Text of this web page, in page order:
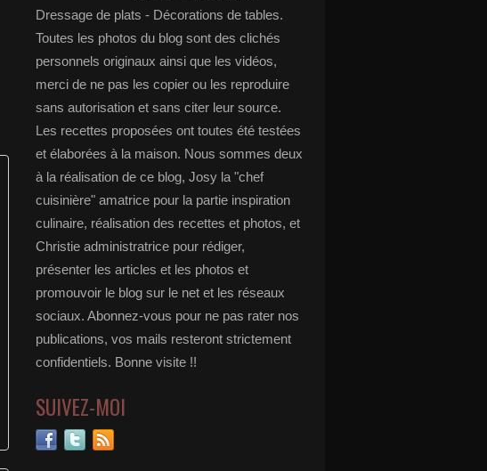
Dressage de plats - Décorations de tables.
Toutes les photos du blog sont des clichés
personnels originaux ainsi que les vidéos,
merci de ne pas les copier ou les reproduire
sans autorisation et sans citer leur source.
Les recettes proposées ont toutes été testées
et élaborées à la maison. Nous sommes deux
à la réalisation de ce blog, Josy la "chef
cuisinière" amatrice pour la partie inspiration
culinaire, réalisation des recettes et photos, et
Christie administratrice pour rédiger,
présenter les articles et les photos et
promouvoir le blog sur le net et les réseaux
sociaux. Abonnez-vous pour ne pas rater nos
publications, vos mails resteront strictement
confidentiels. Bonne visite !!
SUIVEZ-MOI